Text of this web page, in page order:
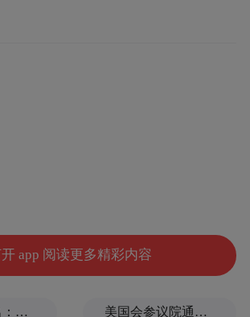
量政策，有序扩大提取支持范
，促进我市房地产市场平稳健
app 阅读更多精彩内容
日本发布排名：中国第1，日本第13 美国会参议院通过临时拨款法案